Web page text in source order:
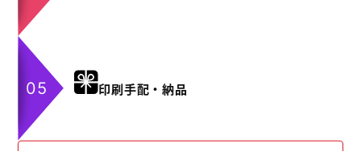
印刷手配・納品